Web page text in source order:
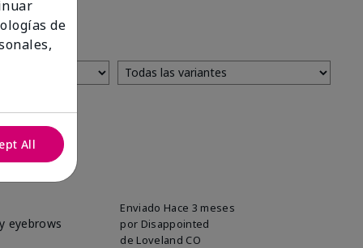
Enviado Hace 3 meses
por Disappointed
de Loveland CO
eyebrows
de
All